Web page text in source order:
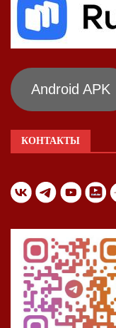
Android APK
КОНТАКТЫ